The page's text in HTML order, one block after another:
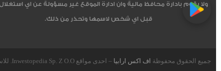
ولا يقوم بادارة محافظ مالية وان ادارة الموقع غير مسؤولة عن اي
قبل اي شخص لاسمها وتحذر من ذلك.
جميع الحقوق محفوظة اف اكس ارابيا – احدى مواقع Inwestopedia Sp. Z O.O. للاستشارات و التدريب – جمهورية بولندا الإتحادية.